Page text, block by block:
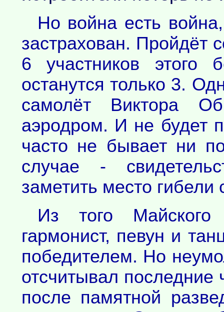
Но война есть
застрахован. Пройдёт
6 участников этого
останутся только 3.
самолёт Виктора
аэродром. И не будет
часто не бывает ни
случае -
заметить место гибели
Из того Майского
гармонист, певун и
победителем. Но
отсчитывал последние
после памятной